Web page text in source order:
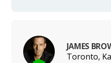
JAMES
Toronto,